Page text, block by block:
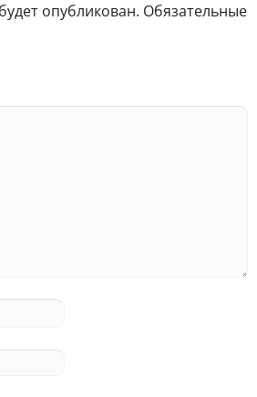
опубликован. Обязательные